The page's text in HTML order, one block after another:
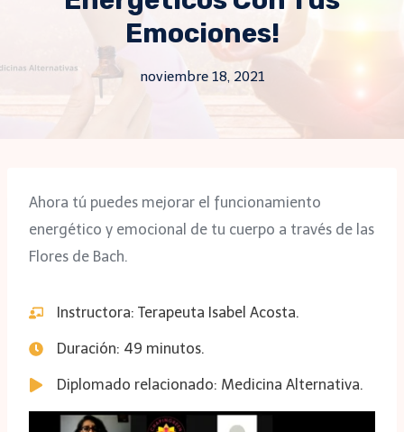
Emociones!
noviembre 18, 2021
Ahora tú puedes mejorar el funcionamiento
energético y emocional de tu cuerpo a través de las
Flores de Bach.
Instructora: Terapeuta Isabel Acosta.
Duración: 49 minutos.
Diplomado relacionado: Medicina Alternativa.